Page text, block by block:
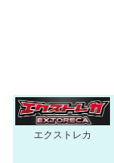
エクストレカ